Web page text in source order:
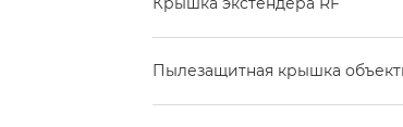
Пылезащитная крышка